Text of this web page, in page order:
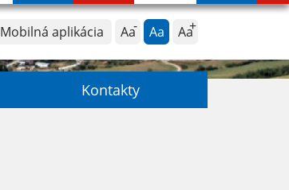
Mobilná aplikácia Aa Aa Aa
Kontakty